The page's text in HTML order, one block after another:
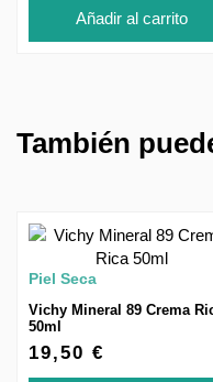
Añadir al carrito
También
Piel Seca
Vichy Mineral 89 Crema
50ml
19,50 €